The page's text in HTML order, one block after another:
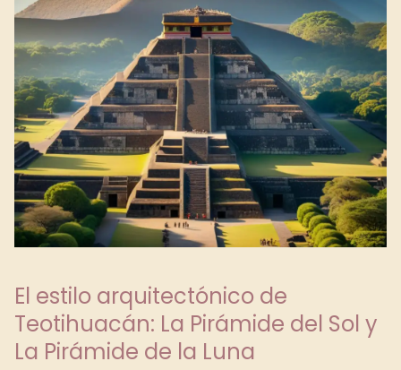
El estilo arquitectónico de
Teotihuacán: La Pirámide del Sol y
La Pirámide de la Luna